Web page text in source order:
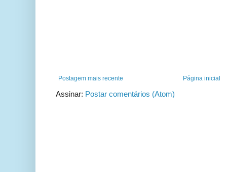
Postagem mais recente Página inicial
Assinar: Postar comentários (Atom)